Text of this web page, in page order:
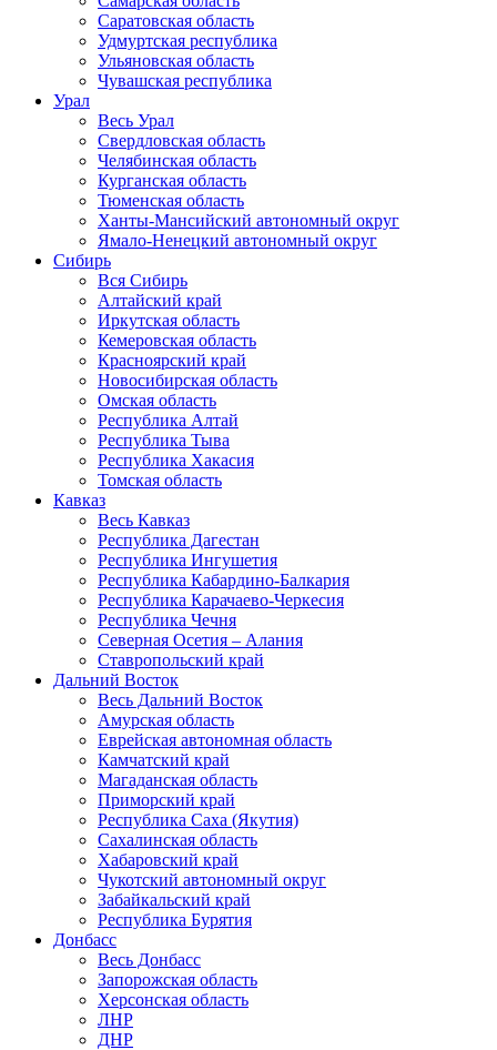
Саратовская область
Удмуртская республика
Ульяновская область
Чувашская республика
Урал
Весь Урал
Свердловская область
Челябинская область
Курганская область
Тюменская область
Ханты-Мансийский автономный округ
Ямало-Ненецкий автономный округ
Сибирь
Вся Сибирь
Алтайский край
Иркутская область
Кемеровская область
Красноярский край
Новосибирская область
Омская область
Республика Алтай
Республика Тыва
Республика Хакасия
Томская область
Кавказ
Весь Кавказ
Республика Дагестан
Республика Ингушетия
Республика Кабардино-Балкария
Республика Карачаево-Черкесия
Республика Чечня
Северная Осетия – Алания
Ставропольский край
Дальний Восток
Весь Дальний Восток
Амурская область
Еврейская автономная область
Камчатский край
Магаданская область
Приморский край
Республика Саха (Якутия)
Сахалинская область
Хабаровский край
Чукотский автономный округ
Забайкальский край
Республика Бурятия
Донбасс
Весь Донбасс
Запорожская область
Херсонская область
ЛНР
ДНР